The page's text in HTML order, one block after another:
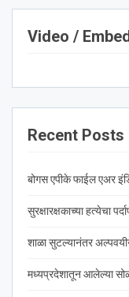
Video /
Recent Posts
बोगस एपीके फाईल एअर
सुरक्षारक्षकाच्या हत्येचा
शाळा सुटल्यानंतर
मध्यप्रदेशातून आलेल्या